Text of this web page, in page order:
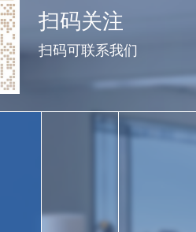
扫码关注
扫码可联系我们